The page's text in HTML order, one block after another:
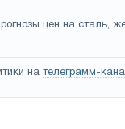
цен на сталь,
на телеграмм-